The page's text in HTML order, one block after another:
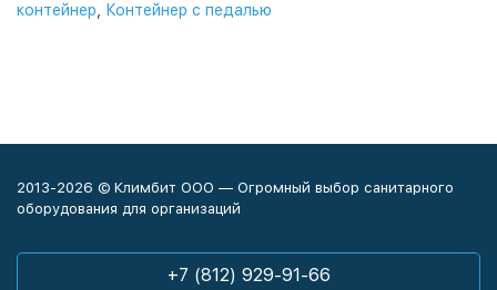
контейнер
Контейнер с педалью
2013-2026 © Климбит ООО — Огромный выбор санитарного
оборудования для организаций
+7 (812) 929-91-66